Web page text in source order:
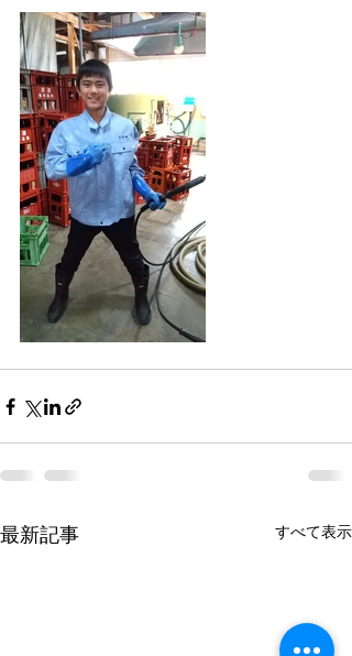
最新記事 すべて表示